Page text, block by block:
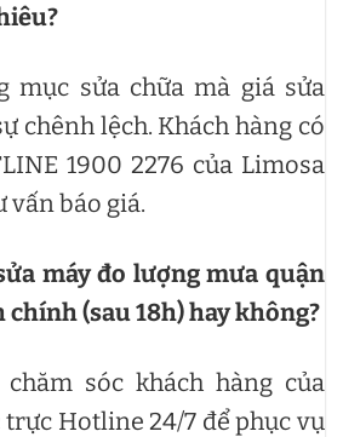
mục sửa chữa mà giá sửa
chênh lệch. Khách hàng có
1900 2276 của Limosa
vấn báo giá.
máy đo lượng mưa quận
chính (sau 18h) hay không?
sóc khách hàng của
Hotline 24/7 để phục vụ